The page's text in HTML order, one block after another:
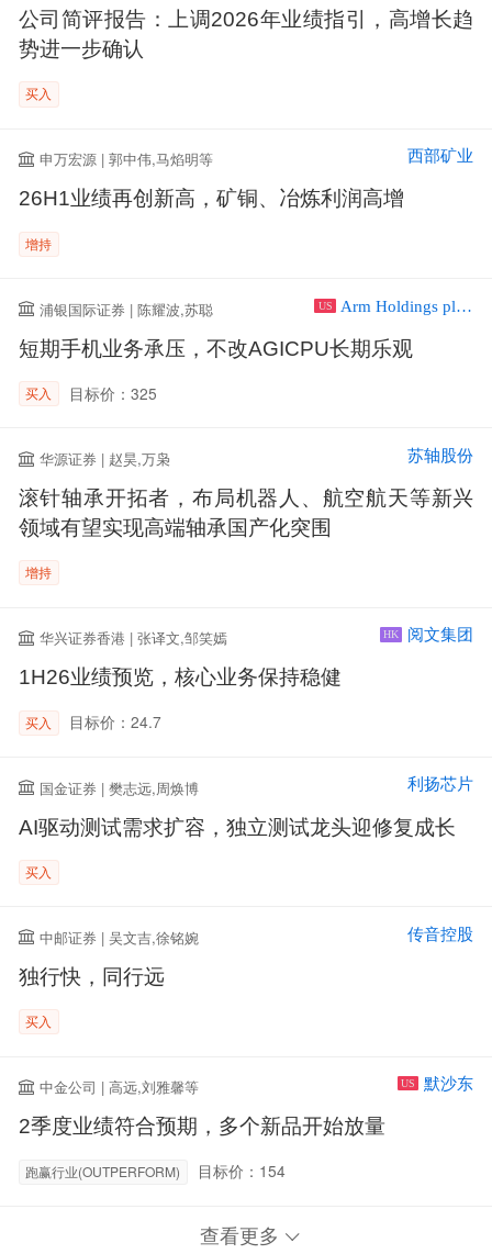
公司简评报告：上调2026年业绩指引，高增长趋
势进一步确认
买入
申万宏源 | 郭中伟,马焰明等 西部矿业
26H1业绩再创新高，矿铜、冶炼利润高增
增持
浦银国际证券 | 陈耀波,苏聪 US Arm Holdings plc ADR
短期手机业务承压，不改AGICPU长期乐观
买入 目标价：325
华源证券 | 赵昊,万枭 苏轴股份
滚针轴承开拓者，布局机器人、航空航天等新兴
领域有望实现高端轴承国产化突围
增持
华兴证券香港 | 张译文,邹笑嫣 HK 阅文集团
1H26业绩预览，核心业务保持稳健
买入 目标价：24.7
国金证券 | 樊志远,周焕博 利扬芯片
AI驱动测试需求扩容，独立测试龙头迎修复成长
买入
中邮证券 | 吴文吉,徐铭婉 传音控股
独行快，同行远
买入
中金公司 | 高远,刘雅馨等 US 默沙东
2季度业绩符合预期，多个新品开始放量
跑赢行业(OUTPERFORM) 目标价：154
查看更多